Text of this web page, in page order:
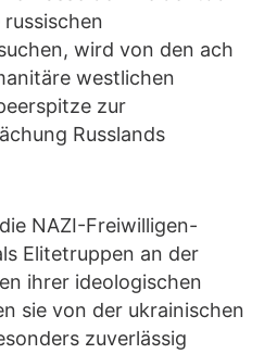
wird von den ach
westlichen
zur
Russlands
NAZI-Freiwilligen-
Elitetruppen an der
ihrer ideologischen
sie von der ukrainischen
zuverlässig